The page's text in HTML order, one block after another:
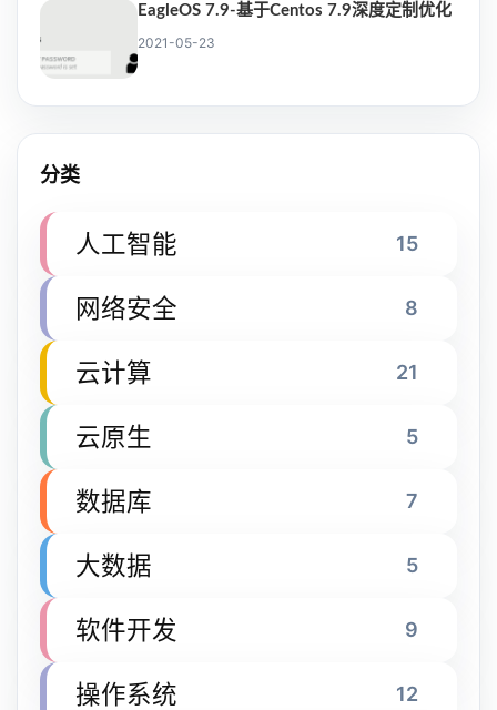
EagleOS 7.9-基于Centos 7.9深度定制优化
2021-05-23
分类
人工智能 15
网络安全 8
云计算 21
云原生 5
数据库 7
大数据 5
软件开发 9
操作系统 12